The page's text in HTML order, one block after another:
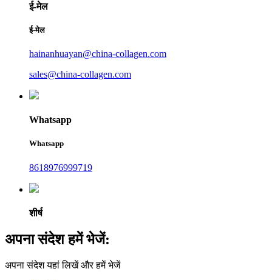
ई-मेल
ई-मेल
hainanhuayan@china-collagen.com
sales@china-collagen.com
Whatsapp
Whatsapp
8618976999719
शीर्ष
अपना संदेश हमें भेजें:
अपना संदेश यहां लिखें और हमें भेजें